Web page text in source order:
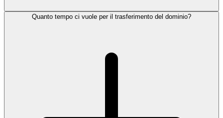
Quanto tempo ci vuole per il trasferimento del dominio?